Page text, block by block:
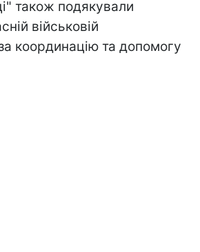
також подякували
військовій
за координацію та допомогу